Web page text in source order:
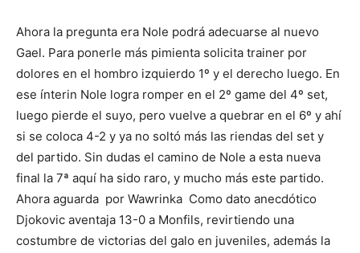
Ahora la pregunta era Nole podrá adecuarse al nuevo
Gael. Para ponerle más pimienta solicita trainer por
dolores en el hombro izquierdo 1º y el derecho luego. En
ese ínterin Nole logra romper en el 2º game del 4º set,
luego pierde el suyo, pero vuelve a quebrar en el 6º y ahí
si se coloca 4-2 y ya no soltó más las riendas del set y
del partido. Sin dudas el camino de Nole a esta nueva
final la 7ª aquí ha sido raro, y mucho más este partido.
Ahora aguarda por Wawrinka Como dato anecdótico
Djokovic aventaja 13-0 a Monfils, revirtiendo una
costumbre de victorias del galo en juveniles, además la